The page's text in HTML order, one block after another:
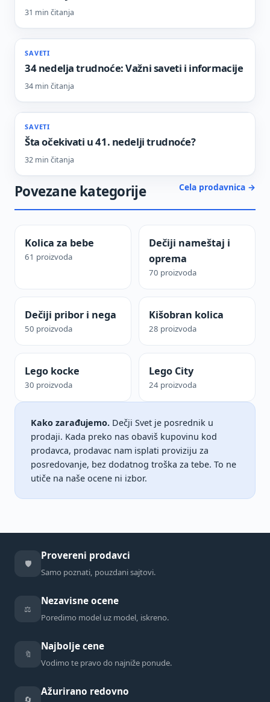
31 min čitanja
SAVETI
34 nedelja trudnoće: Važni saveti i informacije
34 min čitanja
SAVETI
Šta očekivati u 41. nedelji trudnoće?
32 min čitanja
Povezane kategorije Cela prodavnica →
Kolica za bebe
61 proizvoda
Dečiji nameštaj i
oprema
70 proizvoda
Dečiji pribor i nega
50 proizvoda
Kišobran kolica
28 proizvoda
Lego kocke
30 proizvoda
Lego City
24 proizvoda
Kako zarađujemo. Dečji Svet je posrednik u
prodaji. Kada preko nas obaviš kupovinu kod
prodavca, prodavac nam isplati proviziju za
posredovanje, bez dodatnog troška za tebe. To ne
utiče na naše ocene ni izbor.
🛡️
Provereni prodavci
Samo poznati, pouzdani sajtovi.
⚖️
Nezavisne ocene
Poredimo model uz model, iskreno.
🔖
Najbolje cene
Vodimo te pravo do najniže ponude.
🔄
Ažurirano redovno